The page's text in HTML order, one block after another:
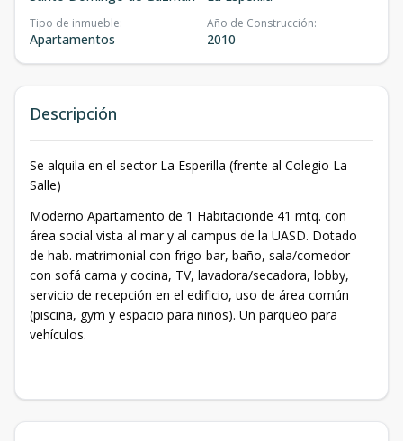
Tipo de inmueble:
Apartamentos
Año de Construcción:
2010
Descripción
Se alquila en el sector La Esperilla (frente al Colegio La
Salle)
Moderno Apartamento de 1 Habitacionde 41 mtq. con
área social vista al mar y al campus de la UASD. Dotado
de hab. matrimonial con frigo-bar, baño, sala/comedor
con sofá cama y cocina, TV, lavadora/secadora, lobby,
servicio de recepción en el edificio, uso de área común
(piscina, gym y espacio para niños). Un parqueo para
vehículos.